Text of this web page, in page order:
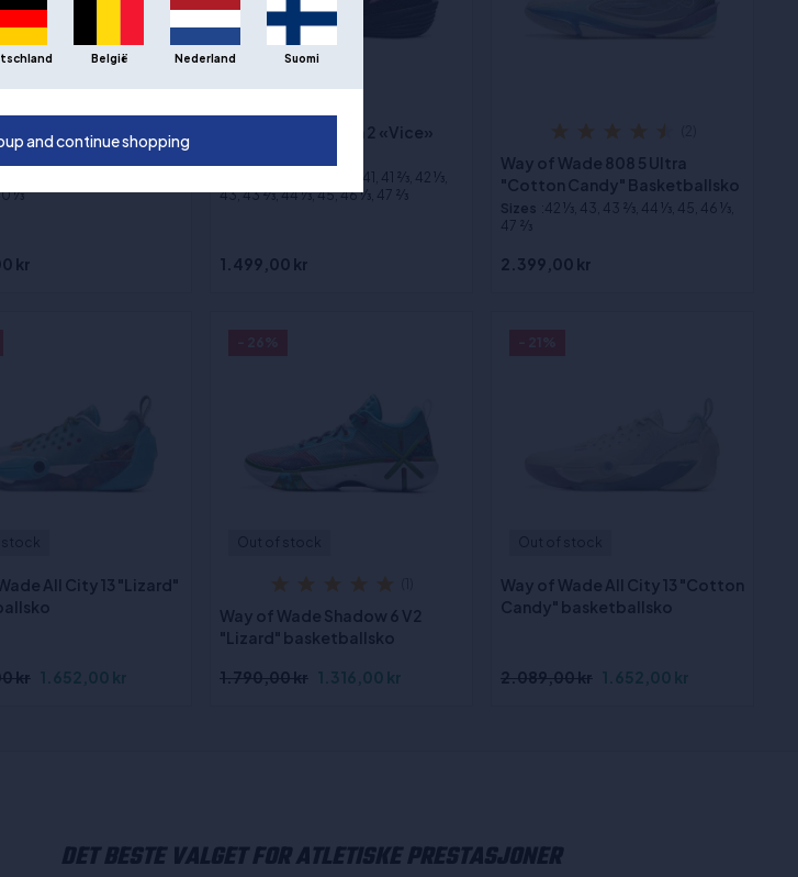
All City 14
basketballsko
1⁄3
kr
Way of Wade Flash 2 «Vice»
:39, 39 2⁄3, 40 1⁄3, 41, 41 2⁄3, 42 1⁄3,
43, 43 2⁄3, 44 1⁄3, 45, 46 1⁄3, 47 2⁄3
1.499,00 kr
Way of Wade 808 5 Ultra
"Cotton Candy" Basketballsko
Sizes :42 1⁄3, 43, 43 2⁄3, 44 1⁄3, 45, 46 1⁄3,
47 2⁄3
2.399,00 kr
All City 13 "Lizard"
kr 1.652,00 kr
Way of Wade Shadow 6 V2
"Lizard" basketballsko
1.790,00 kr 1.316,00 kr
Way of Wade All City 13 "Cotton
Candy" basketballsko
2.089,00 kr 1.652,00 kr
DET BESTE VALGET FOR ATLETISKE PRESTASJONER
België Nederland Suomi
and continue shopping